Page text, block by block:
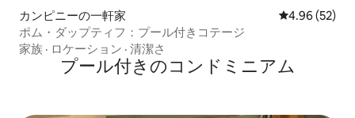
カンピニーの一軒家 レビュー52
4.96 (52)
ポム・ダップティフ：プール付きコテージ
家族 · ロケーション · 清潔さ
プール付きのコンドミニアム